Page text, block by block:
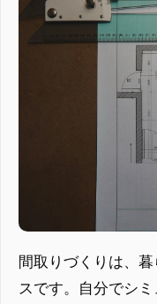
間取りづくりは、
スです。自分でシミ